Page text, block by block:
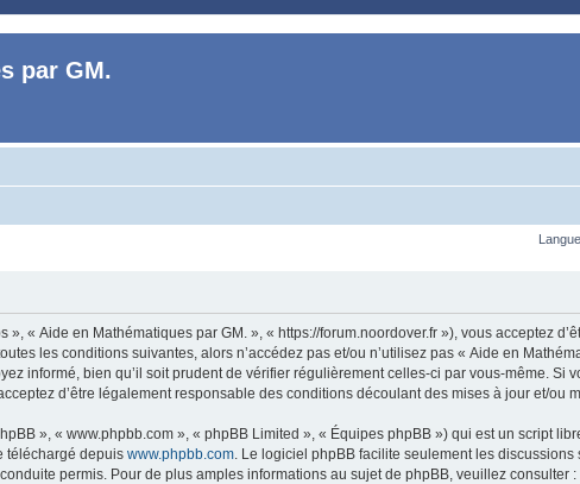
par GM.
« Aide en Mathématiques par GM. », « https://forum.noordover.fr »), vous acceptez
les conditions suivantes, alors n’accédez pas et/ou n’utilisez pas « Aide en
informé, bien qu’il soit prudent de vérifier régulièrement celles-ci par vous-même. Si
d’être légalement responsable des conditions découlant des mises à jour et/ou
», « www.phpbb.com », « phpBB Limited », « Équipes phpBB ») qui est un script
téléchargé depuis www.phpbb.com . Le logiciel phpBB facilite seulement les discussions
permis. Pour de plus amples informations au sujet de phpBB, veuillez consulter :